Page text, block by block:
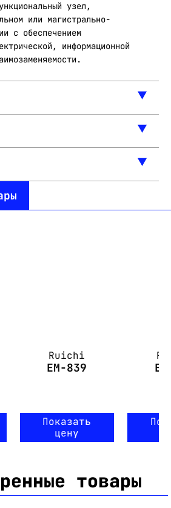
узел,
или магистрально-
с обеспечением
информационной
Ruichi
EM-839
Показать
цену
товары